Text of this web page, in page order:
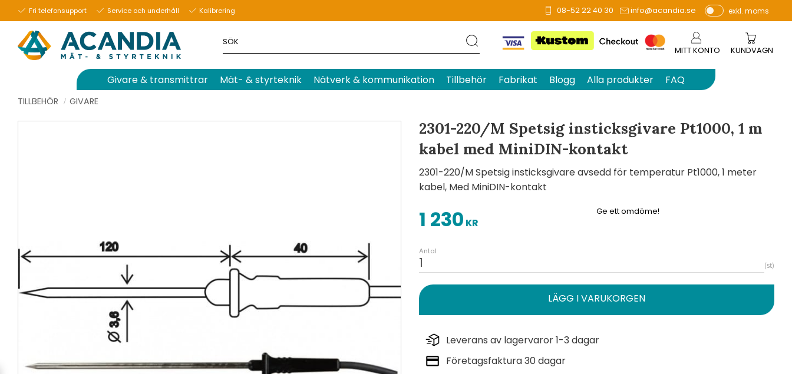
Fri telefonsupport Service och underhåll Kalibrering 08-52 22 40 30 info@acandia.se
P
e
r
vi
s
exkl. moms
MITT KONTO KUNDVAGN
Givare & transmittrar Mät- & styrteknik Nätverk & kommunikation Tillbehör Fabrikat Blogg Alla produkter FAQ
TILLBEHÖR GIVARE
2301-220/M Spetsig insticksgivare Pt1000, 1 m
kabel med MiniDIN-kontakt
2301-220/M Spetsig insticksgivare avsedd för temperatur Pt1000, 1 meter
kabel, Med MiniDIN-kontakt
1 230 KR
Antal
st
Leverans av lagervaror 1-3 dagar
Företagsfaktura 30 dagar
Ge ett omdöme!
Baserat på 0 betyg.